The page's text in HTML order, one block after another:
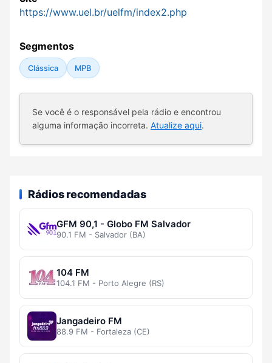
https://www.uel.br/uelfm/index2.php
Segmentos
Clássica MPB
Se você é o responsável pela rádio e encontrou
alguma informação incorreta. Atualize aqui.
Rádios recomendadas
GFM 90,1 - Globo FM Salvador
90.1 FM - Salvador (BA)
104 FM
104.1 FM - Porto Alegre (RS)
Jangadeiro FM
88.9 FM - Fortaleza (CE)